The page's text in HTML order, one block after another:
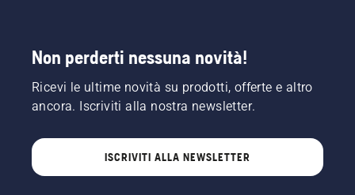
Non perderti nessuna novità!
Ricevi le ultime novità su prodotti, offerte e altro
ancora. Iscriviti alla nostra newsletter.
ISCRIVITI ALLA NEWSLETTER